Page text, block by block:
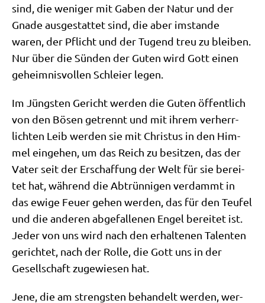
sind, die weni­ger mit Gaben der Natur und der
Gna­de aus­ge­stat­tet sind, die aber imstan­de
waren, der Pflicht und der Tugend treu zu blei­ben.
Nur über die Sün­den der Guten wird Gott einen
geheim­nis­vol­len Schlei­er legen.
Im Jüng­sten Gericht wer­den die Guten öffent­lich
von den Bösen getrennt und mit ihrem ver­herr­
lich­ten Leib wer­den sie mit Chri­stus in den Him­
mel ein­ge­hen, um das Reich zu besit­zen, das der
Vater seit der Erschaf­fung der Welt für sie berei­
tet hat, wäh­rend die Abtrün­ni­gen ver­dammt in
das ewi­ge Feu­er gehen wer­den, das für den Teu­fel
und die ande­ren abge­fal­le­nen Engel berei­tet ist.
Jeder von uns wird nach den erhal­te­nen Talen­ten
gerich­tet, nach der Rol­le, die Gott uns in der
Gesell­schaft zuge­wie­sen hat.
Jene, die am streng­sten behan­delt wer­den, wer­